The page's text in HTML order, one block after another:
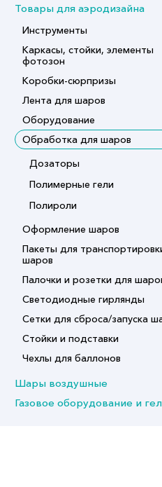
Товары для аэродизайна
Инструменты
Каркасы, стойки, элементы
фотозон
Коробки-сюрпризы
Лента для шаров
Оборудование
Обработка для шаров
Дозаторы
Полимерные гели
Полироли
Оформление шаров
Пакеты для
шаров
Палочки и розетки для
Светодиодные гирлянды
Сетки для сброса/запуска
Стойки и подставки
Чехлы для баллонов
Шары воздушные
Газовое оборудование и